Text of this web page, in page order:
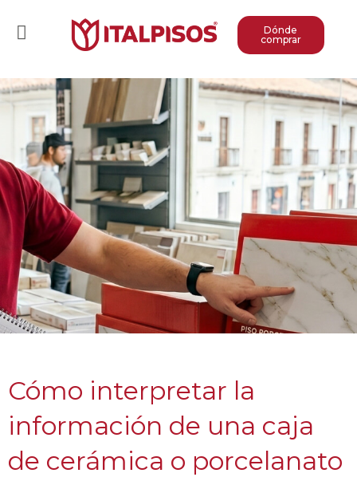
Dónde
comprar
Cómo interpretar la
información de una caja
de cerámica o porcelanato